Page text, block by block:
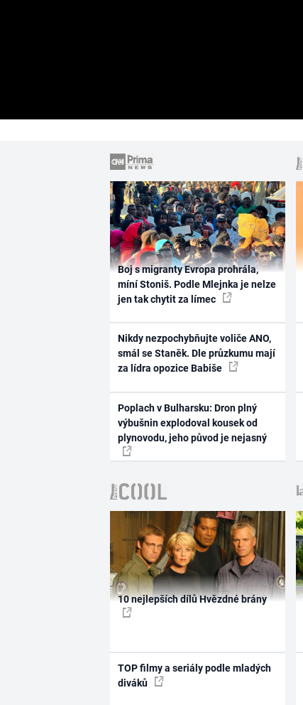
Boj s migranty Evropa prohrála,
míní Stoniš. Podle Mlejnka je nelze
jen tak chytit za límec
Nikdy nezpochybňujte voliče ANO,
smál se Staněk. Dle průzkumu mají
za lídra opozice Babiše
Poplach v Bulharsku: Dron plný
výbušnin explodoval kousek od
plynovodu, jeho původ je nejasný
10 nejlepších dílů Hvězdné brány
TOP filmy a seriály podle mladých
diváků